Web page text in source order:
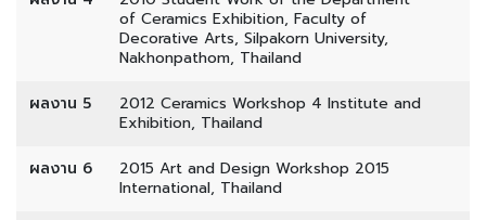
of Ceramics Exhibition, Faculty of
Decorative Arts, Silpakorn University,
Nakhonpathom, Thailand
ผลงาน 5
2012 Ceramics Workshop 4 Institute and
Exhibition, Thailand
ผลงาน 6
2015 Art and Design Workshop 2015
International, Thailand